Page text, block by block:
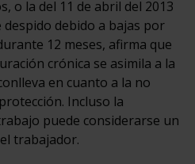
o la del 11 de abril del 2013
debido a bajas por
12 meses, afirma que
crónica se asimila a la
en cuanto a la no
Incluso la
puede considerarse un
trabajador.